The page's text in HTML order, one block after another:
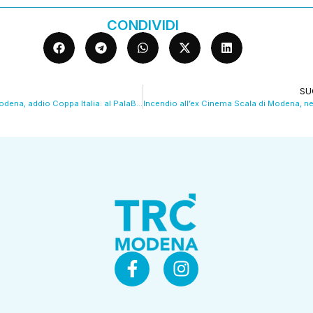
CONDIVIDI
Piacenza mura Modena, addio Coppa Italia: al PalaBanca finisce 3-1